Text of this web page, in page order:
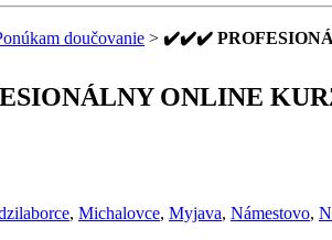
doučovanie > ✔️✔️✔️
ONLINE
, Michalovce, Myjava, Námestovo,